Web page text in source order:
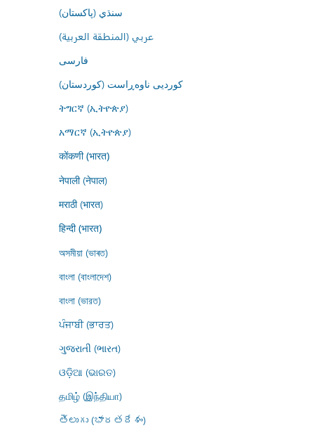
سنڌي (پاکستان)
عربي (المنطقة العربية)
فارسى
کوردیی ناوەڕاست (کوردستان)
ትግርኛ (ኢትዮጵያ)
አማርኛ (ኢትዮጵያ)
कोंकणी (भारत)
नेपाली (नेपाल)
मराठी (भारत)
हिन्दी (भारत)
অসমীয়া (ভাৰত)
বাংলা (বাংলাদেশ)
বাংলা (ভারত)
ਪੰਜਾਬੀ (ਭਾਰਤ)
ગુજરાતી (ભારત)
ଓଡ଼ିଆ (ଭାରତ)
தமிழ் (இந்தியா)
తెలుగు (భారతదేశం)